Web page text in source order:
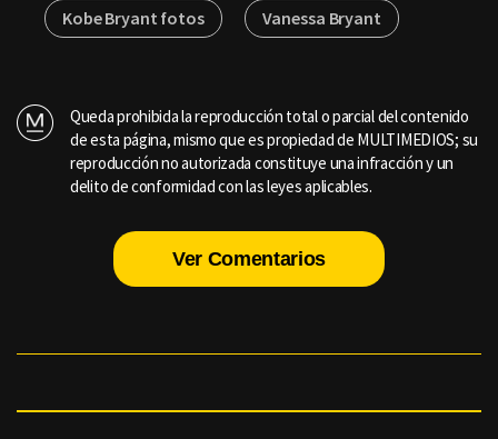
Kobe Bryant fotos Vanessa Bryant
Queda prohibida la reproducción total o parcial del contenido
de esta página, mismo que es propiedad de MULTIMEDIOS; su
reproducción no autorizada constituye una infracción y un
delito de conformidad con las leyes aplicables.
Ver Comentarios